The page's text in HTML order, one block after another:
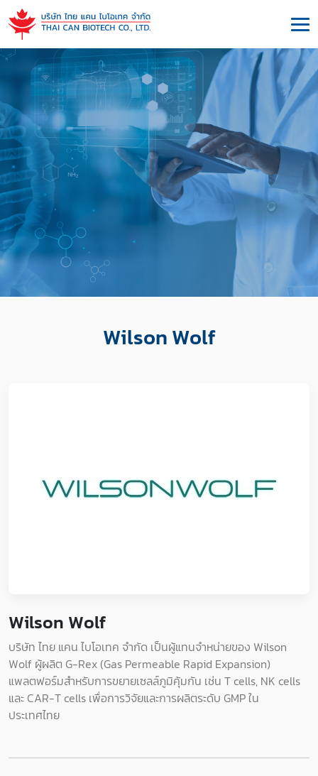
Wilson Wolf
Wilson Wolf
บริษัท ไทย แคน ไบโอเทค จำกัด เป็นผู้แทนจำหน่ายของ Wilson
Wolf ผู้ผลิต G-Rex (Gas Permeable Rapid Expansion)
แพลตฟอร์มสำหรับการขยายเซลล์ภูมิคุ้มกัน เช่น T cells, NK cells
และ CAR-T cells เพื่อการวิจัยและการผลิตระดับ GMP ใน
ประเทศไทย